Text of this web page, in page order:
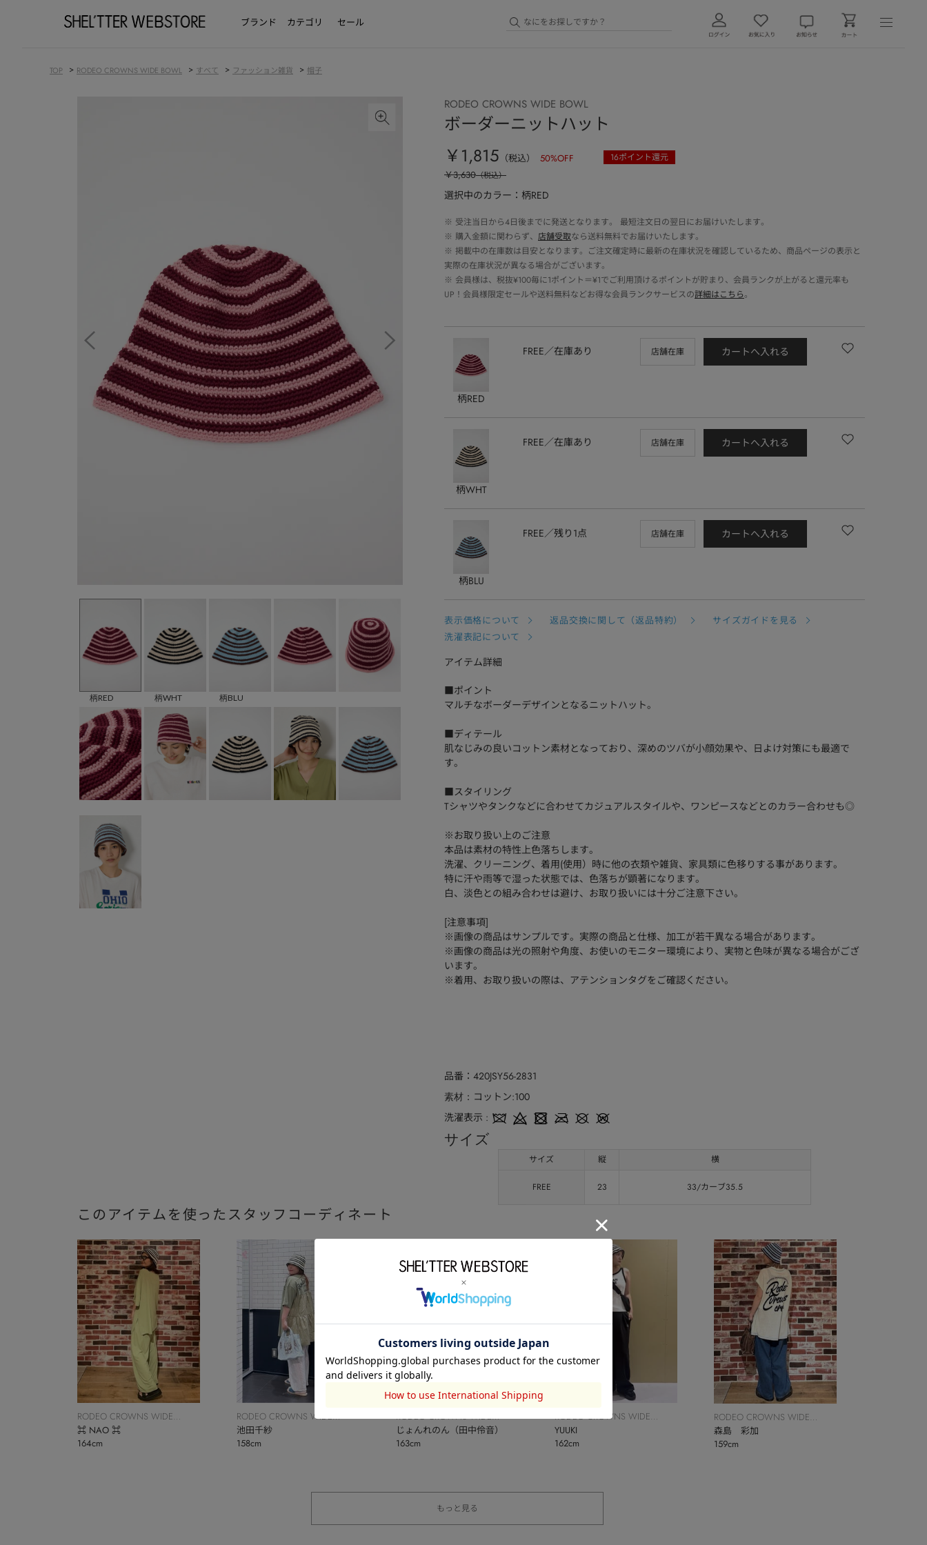
ブランド カテゴリ セール
TOP > RODEO CROWNS WIDE BOWL > すべて > ファッション雑貨 > 帽子
柄RED 柄WHT 柄BLU
RODEO CROWNS WIDE BOWL
ボーダーニットハット
￥1,815 （税込） 50%OFF 16ポイント還元
￥3,630（税込）
選択中のカラー：柄RED
※ 受注当日から4日後までに発送となります。 最短注文日の翌日にお届けいたします。
※ 購入金額に関わらず、 店舗受取なら送料無料でお届けいたします。
※ 掲載中の在庫数は目安となります。ご注文確定時に最新の在庫状況を確認しているため、商品ページの表示と
実際の在庫状況が異なる場合がございます。
※ 会員様は、税抜¥100毎に1ポイント＝¥1でご利用頂けるポイントが貯まり、会員ランクが上がると還元率も
UP！会員様限定セールや送料無料などお得な会員ランクサービスの詳細はこちら。
柄RED
FREE 在庫あり 店舗在庫 カートへ入れる
柄WHT
FREE 在庫あり 店舗在庫 カートへ入れる
柄BLU
FREE 残り1点 店舗在庫 カートへ入れる
表示価格について 返品交換に関して（返品特約）
サイズガイドを見る
洗濯表記について
アイテム詳細
■ポイント
マルチなボーダーデザインとなるニットハット。
■ディテール
肌なじみの良いコットン素材となっており、深めのツバが小顔効果や、日よけ対策にも最適で
す。
■スタイリング
Tシャツやタンクなどに合わせてカジュアルスタイルや、ワンピースなどとのカラー合わせも◎
※お取り扱い上のご注意
本品は素材の特性上色落ちします。
洗濯、クリーニング、着用(使用）時に他の衣類や雑貨、家具類に色移りする事があります。
特に汗や雨等で湿った状態では、色落ちが顕著になります。
白、淡色との組み合わせは避け、お取り扱いには十分ご注意下さい。
[注意事項]
※画像の商品はサンプルです。実際の商品と仕様、加工が若干異なる場合があります。
※画像の商品は光の照射や角度、お使いのモニター環境により、実物と色味が異なる場合がござ
います。
※着用、お取り扱いの際は、アテンションタグをご確認ください。
品番 420JSY56-2831
素材
コットン:100
洗濯表示
サイズ
サイズ 縦 横
FREE 23 33/カーブ35.5
このアイテムを使ったスタッフコーディネート
RODEO CROWNS WIDE
BOWL
⌘ NAO ⌘
164cm
RODEO CROWNS WIDE
BOWL
池田千紗
158cm
RODEO CROWNS WIDE
BOWL
じょんれのん（田中伶音）
163cm
RODEO CROWNS WIDE
BOWL
YUUKI
162cm
RODEO CROWNS WIDE
BOWL
森島 彩加
159cm
もっと見る